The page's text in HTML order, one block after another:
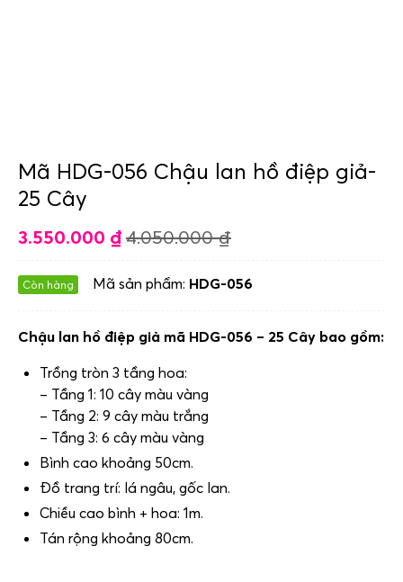
Mã HDG-056 Chậu lan hồ điệp giả-
25 Cây
3.550.000 ₫ 4.050.000₫
Còn hàng Mã sản phẩm: HDG-056
Chậu lan hồ điệp giả mã HDG-056 – 25 Cây bao gồm:
Trồng tròn 3 tầng hoa:
– Tầng 1: 10 cây màu vàng
– Tầng 2: 9 cây màu trắng
– Tầng 3: 6 cây màu vàng
Bình cao khoảng 50cm.
Đồ trang trí: lá ngâu, gốc lan.
Chiều cao bình + hoa: 1m.
Tán rộng khoảng 80cm.